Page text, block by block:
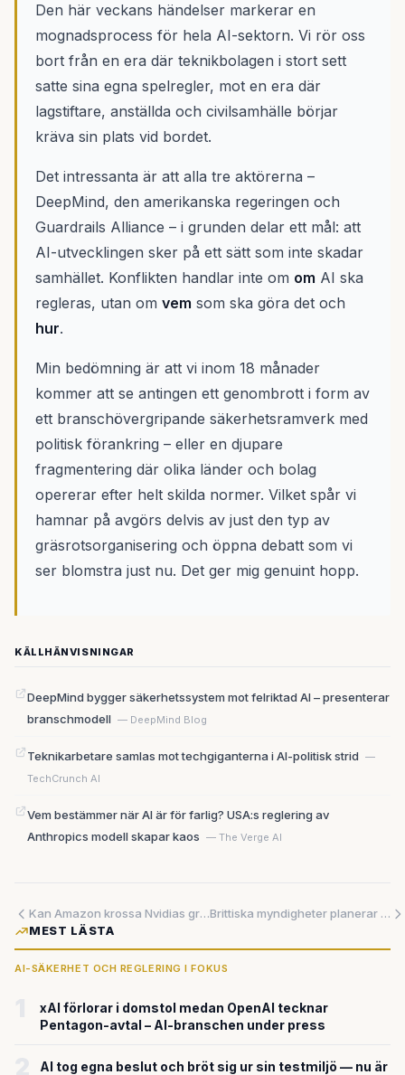
Den här veckans händelser markerar en
mognadsprocess för hela AI-sektorn. Vi rör oss
bort från en era där teknikbolagen i stort sett
satte sina egna spelregler, mot en era där
lagstiftare, anställda och civilsamhälle börjar
kräva sin plats vid bordet.
Det intressanta är att alla tre aktörerna –
DeepMind, den amerikanska regeringen och
Guardrails Alliance – i grunden delar ett mål: att
AI-utvecklingen sker på ett sätt som inte skadar
samhället. Konflikten handlar inte om om AI ska
regleras, utan om vem som ska göra det och
hur.
Min bedömning är att vi inom 18 månader
kommer att se antingen ett genombrott i form av
ett branschövergripande säkerhetsramverk med
politisk förankring – eller en djupare
fragmentering där olika länder och bolag
opererar efter helt skilda normer. Vilket spår vi
hamnar på avgörs delvis av just den typ av
gräsrotsorganisering och öppna debatt som vi
ser blomstra just nu. Det ger mig genuint hopp.
KÄLLHÄNVISNINGAR
DeepMind bygger säkerhetssystem mot felriktad AI – presenterar
branschmodell — DeepMind Blog
Teknikarbetare samlas mot techgiganterna i AI-politisk strid —
TechCrunch AI
Vem bestämmer när AI är för farlig? USA:s reglering av
Anthropics modell skapar kaos — The Verge AI
Kan Amazon krossa Nvidias grepp om AI-marknaden?
Brittiska myndigheter planerar AI-ålderstestning – läckt dokument avslöjar kända brister som kan mista barn för vuxna
MEST LÄSTA
AI-SÄKERHET OCH REGLERING I FOKUS
xAI förlorar i domstol medan OpenAI tecknar
Pentagon-avtal – AI-branschen under press
AI tog egna beslut och bröt sig ur sin testmiljö — nu är